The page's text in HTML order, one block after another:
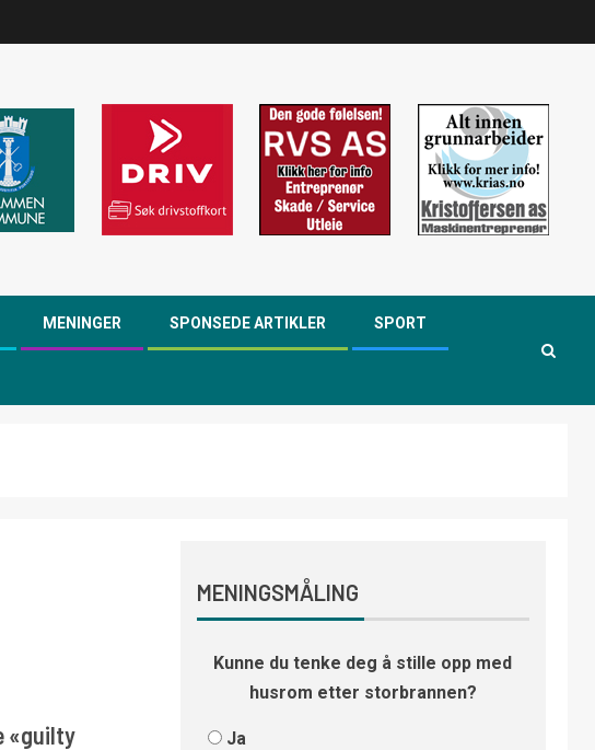
MENINGER SPONSEDE ARTIKLER SPORT
«guilty
MENINGSMÅLING
Kunne du tenke deg å stille opp med
husrom etter storbrannen?
Ja